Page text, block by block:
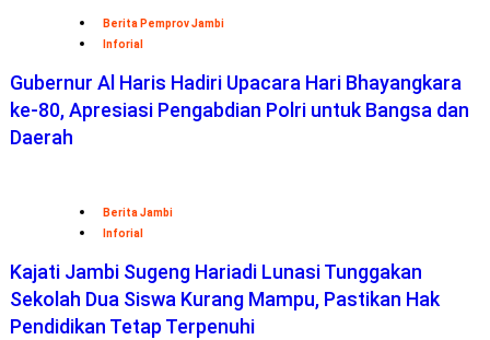
Berita Pemprov Jambi
Inforial
Gubernur Al Haris Hadiri Upacara Hari Bhayangkara
ke-80, Apresiasi Pengabdian Polri untuk Bangsa dan
Daerah
Berita Jambi
Inforial
Kajati Jambi Sugeng Hariadi Lunasi Tunggakan
Sekolah Dua Siswa Kurang Mampu, Pastikan Hak
Pendidikan Tetap Terpenuhi